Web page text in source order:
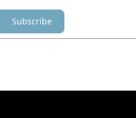
Subscribe